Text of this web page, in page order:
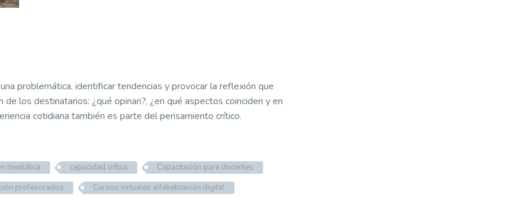
problemática, identificar tendencias y provocar la reflexión que
los destinatarios: ¿qué opinan?, ¿en qué aspectos coinciden y en
cotidiana también es parte del pensamiento crítico.
mediática capacidad crítica
Capacitación para docentes
profesorados Cursos virtuales alfabetización digital